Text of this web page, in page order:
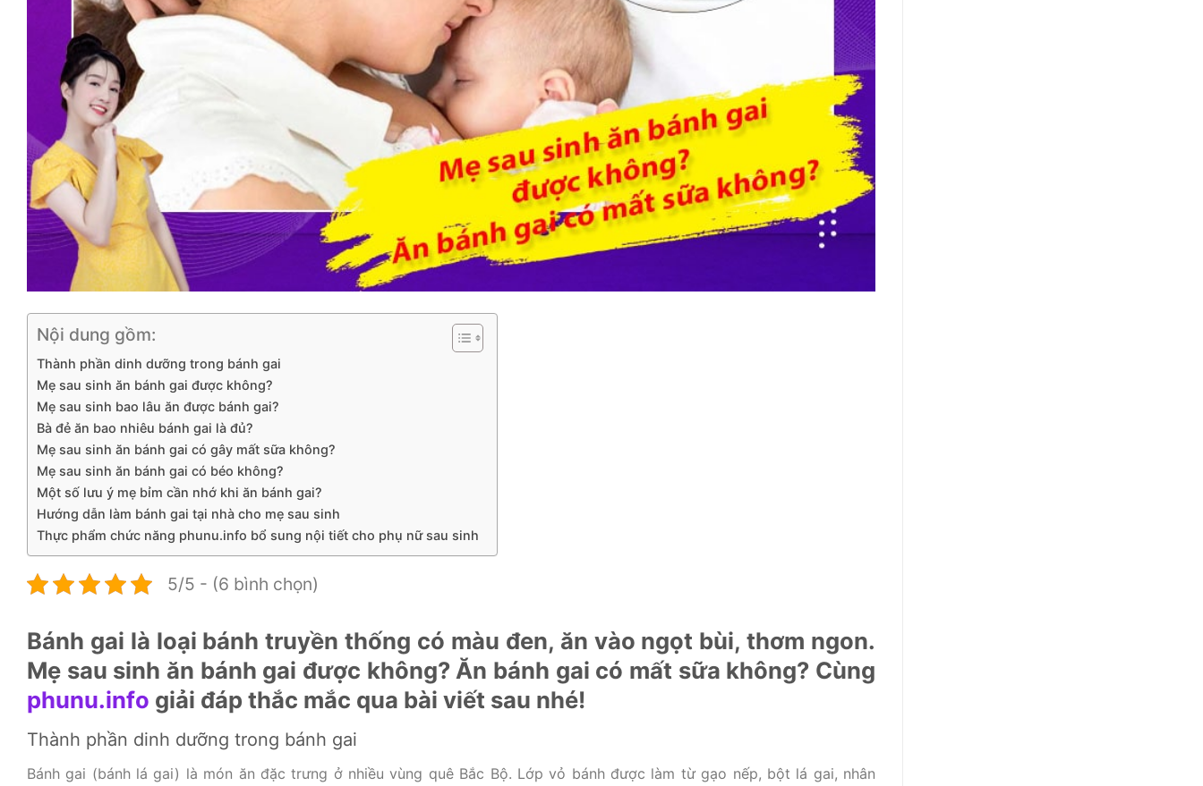
Nội dung gồm:
Thành phần dinh dưỡng trong bánh gai
Mẹ sau sinh ăn bánh gai được không?
Mẹ sau sinh bao lâu ăn được bánh gai?
Bà đẻ ăn bao nhiêu bánh gai là đủ?
Mẹ sau sinh ăn bánh gai có gây mất sữa không?
Mẹ sau sinh ăn bánh gai có béo không?
Một số lưu ý mẹ bỉm cần nhớ khi ăn bánh gai?
Hướng dẫn làm bánh gai tại nhà cho mẹ sau sinh
Thực phẩm chức năng phunu.info bổ sung nội tiết cho phụ nữ sau sinh
5/5 - (6 bình chọn)
Bánh gai là loại bánh truyền thống có màu đen, ăn vào ngọt bùi, thơm ngon.
Mẹ sau sinh ăn bánh gai được không? Ăn bánh gai có mất sữa không? Cùng
phunu.info giải đáp thắc mắc qua bài viết sau nhé!
Thành phần dinh dưỡng trong bánh gai
Bánh gai (bánh lá gai) là món ăn đặc trưng ở nhiều vùng quê Bắc Bộ. Lớp vỏ bánh được làm từ gạo nếp, bột lá gai, nhân